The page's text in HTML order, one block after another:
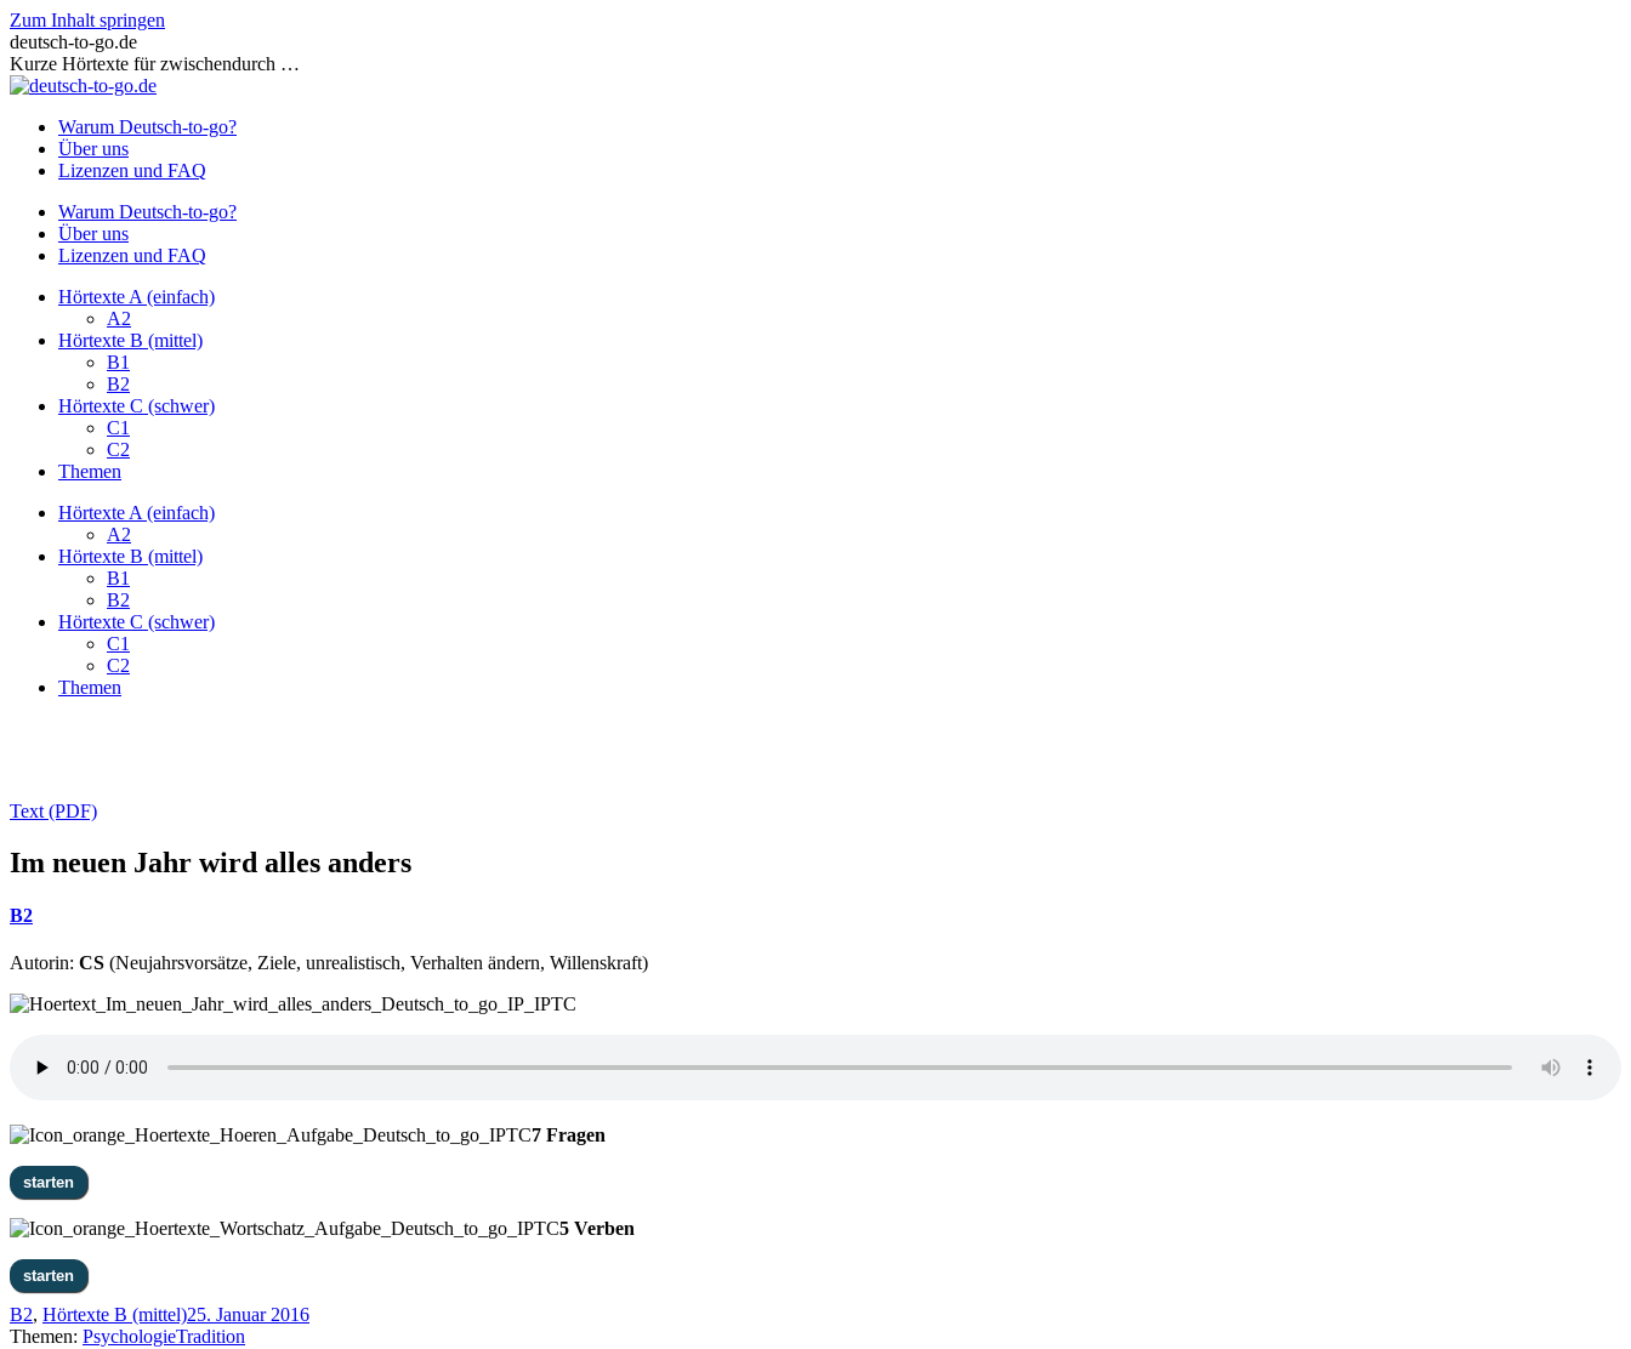
Zum Inhalt springen
deutsch-to-go.de
Kurze Hörtexte für zwischendurch …
Warum Deutsch-to-go?
Über uns
Lizenzen und FAQ
Warum Deutsch-to-go?
Über uns
Lizenzen und FAQ
Hörtexte A (einfach)
A2
Hörtexte B (mittel)
B1
B2
Hörtexte C (schwer)
C1
C2
Themen
Hörtexte A (einfach)
A2
Hörtexte B (mittel)
B1
B2
Hörtexte C (schwer)
C1
C2
Themen
Text (PDF)
Im neuen Jahr wird alles anders
B2
Autorin: CS (Neujahrsvorsätze, Ziele, unrealistisch, Verhalten ändern, Willenskraft)
7 Fragen
5 Verben
B2, Hörtexte B (mittel)25. Januar 2016
Themen: PsychologieTradition